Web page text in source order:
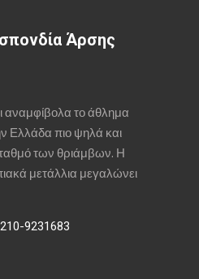
Άρσης
αναμφίβολα το άθλημα
Ελλάδα πιο ψηλά και
των θριάμβων. Η
μετάλλια μεγαλώνει
9231683